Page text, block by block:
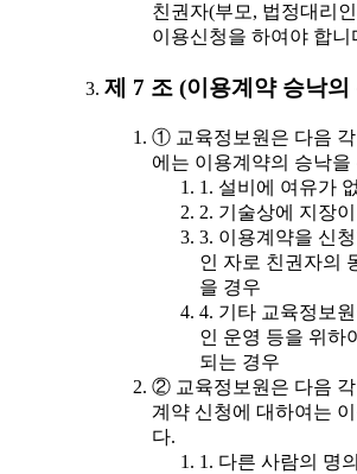
친권자(부모, 법정대리
이용신청을 하여야 합니
제 7 조 (이용계약 승낙의
① 교육정보원은 다음
에는 이용계약의 승낙
1. 설비에 여유가
2. 기술상에 지장
3. 이용계약을 신
인 자로 친권자의
을 경우
4. 기타 교육정보
인 운영 등을 위하
되는 경우
② 교육정보원은 다음
계약 신청에 대하여는
다.
1. 다른 사람의 명